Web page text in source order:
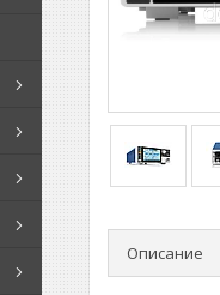
Описание